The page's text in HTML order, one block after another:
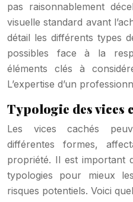
pas raisonnablement
visuelle standard avant
détail les différents types
possibles face à la
éléments clés à
L’expertise d’un
Typologie des vices
Les vices cachés
différentes formes,
propriété. Il est important
typologies pour mieux
risques potentiels. Voici